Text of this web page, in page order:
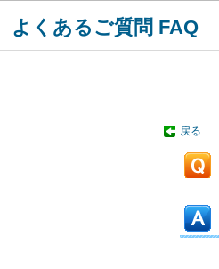
よくあるご質問 FAQ
戻る